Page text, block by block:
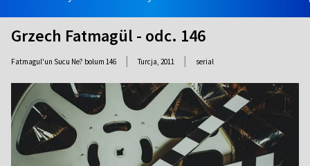
Grzech Fatmagül - odc. 146
Fatmagul'un Sucu Ne? bolum 146 | Turcja, 2011 | serial